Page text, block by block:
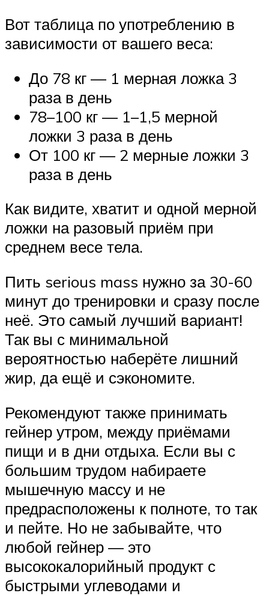
Вот таблица по употреблению в
зависимости от вашего веса:
До 78 кг — 1 мерная ложка 3
раза в день
78–100 кг — 1–1,5 мерной
ложки 3 раза в день
От 100 кг — 2 мерные ложки 3
раза в день
Как видите, хватит и одной мерной
ложки на разовый приём при
среднем весе тела.
Пить serious mass нужно за 30-60
минут до тренировки и сразу после
неё. Это самый лучший вариант!
Так вы с минимальной
вероятностью наберёте лишний
жир, да ещё и сэкономите.
Рекомендуют также принимать
гейнер утром, между приёмами
пищи и в дни отдыха. Если вы с
большим трудом набираете
мышечную массу и не
предрасположены к полноте, то так
и пейте. Но не забывайте, что
любой гейнер — это
высококалорийный продукт с
быстрыми углеводами и